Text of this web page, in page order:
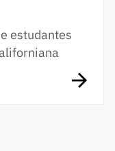
estudantes